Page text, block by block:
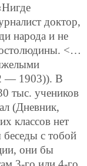
доктор,
народа и не
<…
— 1903)). В
тыс. учеников
(Дневник,
классов нет
с тобой
они бы